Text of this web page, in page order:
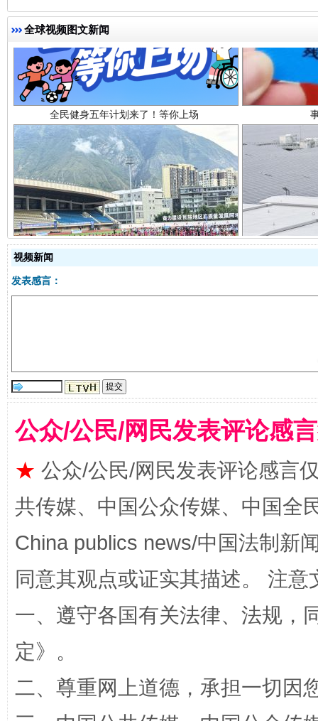
全球视频图文新闻
全民健身五年计划来了！等你上场
阿坝州三大球赛在茂县开幕 规模
视频新闻
发表感言：
公众/公民/网民发表评论感
★ 公众/公民/网民发表评论感言
共传媒、中国公众传媒、中国全
China publics news/中国法制新
同意其观点或证实其描述。 注
一、遵守各国有关法律、法规，
定》。
二、尊重网上道德，承担一切因